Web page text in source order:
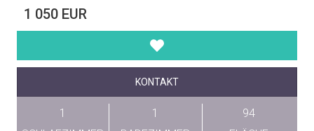
1 050 EUR
KONTAKT
1
1
94